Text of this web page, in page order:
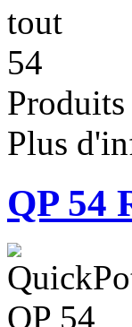
tout
54
Produits
Plus
QP 54